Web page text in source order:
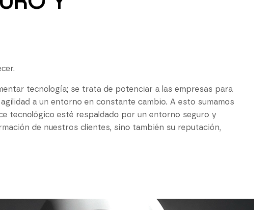
tecnología; se trata de potenciar a las empresas para
a un entorno en constante cambio. A esto sumamos
tecnológico esté respaldado por un entorno seguro y
de nuestros clientes, sino también su reputación,